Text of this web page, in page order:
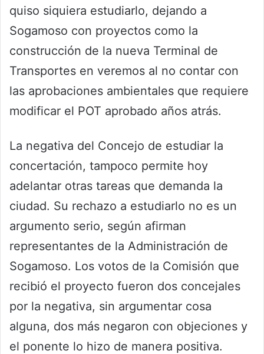
quiso siquiera estudiarlo, dejando a
Sogamoso con proyectos como la
construcción de la nueva Terminal de
Transportes en veremos al no contar con
las aprobaciones ambientales que requiere
modificar el POT aprobado años atrás.
La negativa del Concejo de estudiar la
concertación, tampoco permite hoy
adelantar otras tareas que demanda la
ciudad. Su rechazo a estudiarlo no es un
argumento serio, según afirman
representantes de la Administración de
Sogamoso. Los votos de la Comisión que
recibió el proyecto fueron dos concejales
por la negativa, sin argumentar cosa
alguna, dos más negaron con objeciones y
el ponente lo hizo de manera positiva.